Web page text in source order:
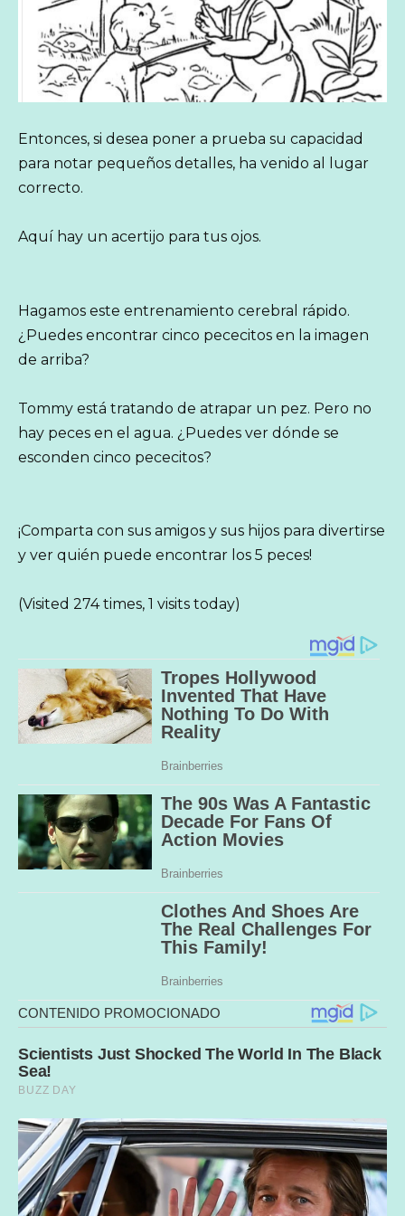
Entonces, si desea poner a prueba su capacidad
para notar pequeños detalles, ha venido al lugar
correcto.
Aquí hay un acertijo para tus ojos.
Hagamos este entrenamiento cerebral rápido.
¿Puedes encontrar cinco pececitos en la imagen
de arriba?
Tommy está tratando de atrapar un pez. Pero no
hay peces en el agua. ¿Puedes ver dónde se
esconden cinco pececitos?
¡Comparta con sus amigos y sus hijos para divertirse
y ver quién puede encontrar los 5 peces!
(Visited 274 times, 1 visits today)